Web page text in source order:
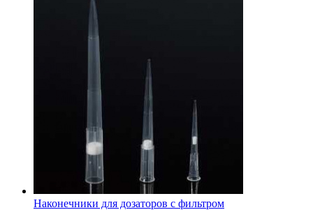
Наконечники для дозаторов с фильтром